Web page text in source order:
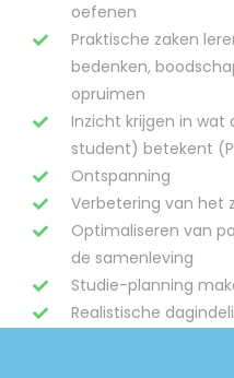
oefenen
Praktische zaken
bedenken,
opruimen
Inzicht krijgen in
student) betekent
Ontspanning
Verbetering van het
Optimaliseren van
de samenleving
Studie-planning
Realistische